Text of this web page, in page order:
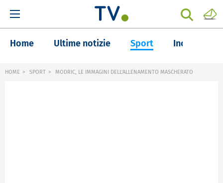
Home Ultime notizie Sport Inchieste
HOME SPORT MODRIC, LE IMMAGINI DELL'ALLENAMENTO MASCHERATO